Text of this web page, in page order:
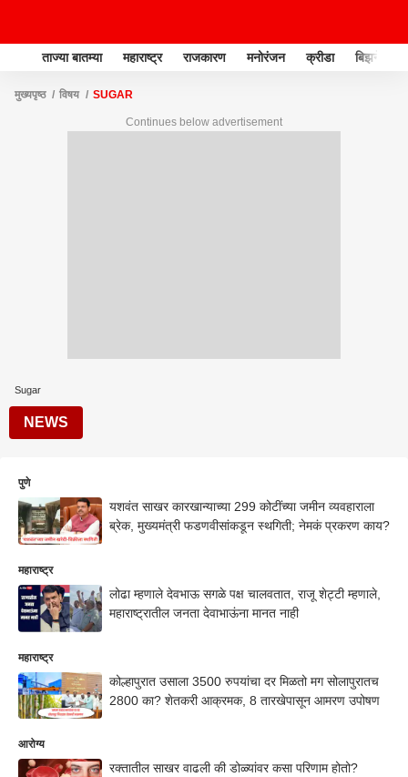
ताज्या बातम्या महाराष्ट्र राजकारण मनोरंजन क्रीडा बिझनेस
मुख्यपृष्ठ विषय SUGAR
Continues below advertisement
Sugar
NEWS
पुणे
यशवंत साखर कारखान्याच्या 299 कोटींच्या जमीन व्यवहाराला
ब्रेक, मुख्यमंत्री फडणवीसांकडून स्थगिती; नेमकं प्रकरण काय?
महाराष्ट्र
लोढा म्हणाले देवभाऊ सगळे पक्ष चालवतात, राजू शेट्टी म्हणाले,
महाराष्ट्रातील जनता देवाभाऊंना मानत नाही
महाराष्ट्र
कोल्हापुरात उसाला 3500 रुपयांचा दर मिळतो मग सोलापुरातच
2800 का? शेतकरी आक्रमक, 8 तारखेपासून आमरण उपोषण
आरोग्य
रक्तातील साखर वाढली की डोळ्यांवर कसा परिणाम होतो?